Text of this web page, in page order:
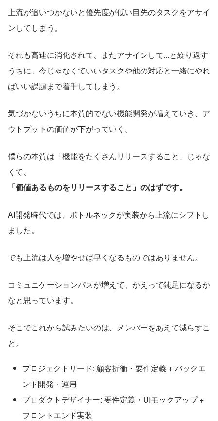
上流が追いつかないと優先度が低い目先のタスクをアサイ
ンしてしまう。
それも高速に消化されて、またアサインして...と繰り返す
うちに、今じゃなくていいタスクや他の対応と一緒にやれ
ばいい課題まで着手してしまう。
気づかないうちに本質的でない機能開発が増えていき、ア
ウトプットの価値が下がっていく。
僕らの本質は「機能をたくさんリリースすること」じゃな
くて、
「価値あるものをリリースすること」のはずです。
AI開発時代では、ボトルネックが実装から上流にシフトし
ました。
でも上流は人を増やせば早くなるものではありません。
コミュニケーションパスが増えて、かえって鈍足になるか
なと思っています。
そこでこれから試みたいのは、メンバーをあえて減らすこ
と。
プロジェクトリード: 顧客折衝・要件定義 + バックエ
ンド開発・運用
プロダクトデザイナー: 要件定義・UIモックアップ +
フロントエンド実装